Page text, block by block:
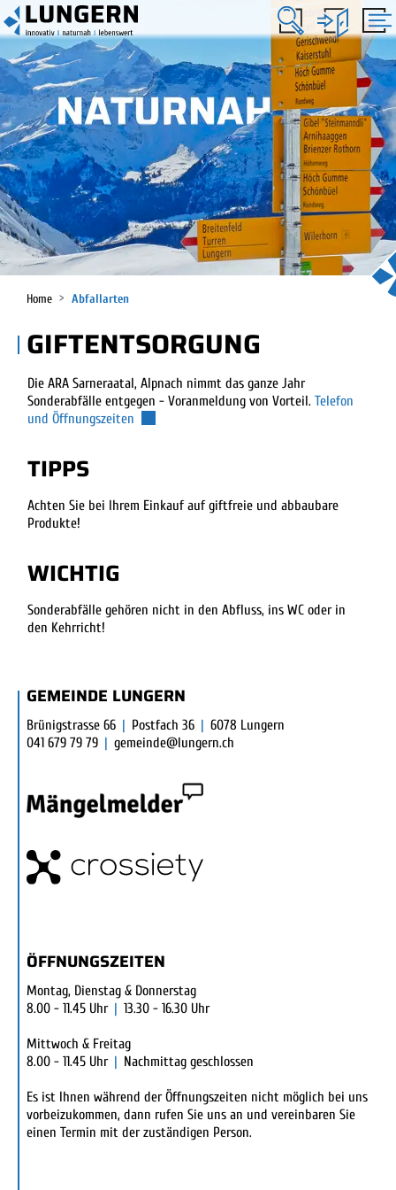
KOPFZEILE
HAUPTNAVIGATION
Home Abfallarten(ausgewählt)
GIFTENTSORGUNG
Die ARA Sarneraatal, Alpnach nimmt das ganze Jahr
Sonderabfälle entgegen - Voranmeldung von Vorteil. Telefon
und Öffnungszeiten
TIPPS
Achten Sie bei Ihrem Einkauf auf giftfreie und abbaubare
Produkte!
WICHTIG
Sonderabfälle gehören nicht in den Abfluss, ins WC oder in
den Kehrricht!
GEMEINDE LUNGERN
Brünigstrasse 66 | Postfach 36 | 6078 Lungern
041 679 79 79 | gemeinde@lungern.ch
ÖFFNUNGSZEITEN
Montag, Dienstag & Donnerstag
8.00 - 11.45 Uhr
13.30 - 16.30 Uhr
Mittwoch & Freitag
8.00 - 11.45 Uhr
Nachmittag geschlossen
Es ist Ihnen während der Öffnungszeiten nicht möglich bei uns
vorbeizukommen, dann rufen Sie uns an und vereinbaren Sie
einen Termin mit der zuständigen Person.